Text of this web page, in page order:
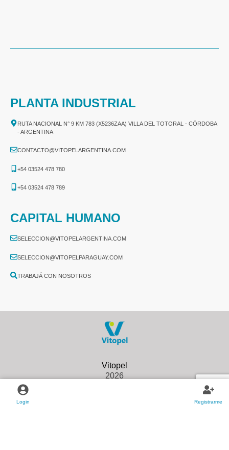
Login Registrarme
PLANTA INDUSTRIAL
RUTA NACIONAL N° 9 KM 783 (X5236ZAA) VILLA DEL TOTORAL - CÓRDOBA
- ARGENTINA
CONTACTO@VITOPELARGENTINA.COM
+54 03524 478 780​
+54 03524 478 789​
CAPITAL HUMANO
SELECCION@VITOPELARGENTINA.COM
SELECCION@VITOPELPARAGUAY.COM
TRABAJÁ CON NOSOTROS
2026